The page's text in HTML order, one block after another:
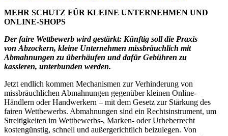
MEHR SCHUTZ FÜR KLEINE UNTERNEHMEN UND
ONLINE-SHOPS
Der faire Wettbewerb wird gestärkt: Künftig soll die Praxis
von Abzockern, kleine Unternehmen missbräuchlich mit
Abmahnungen zu überhäufen und dafür Gebühren zu
kassieren, unterbunden werden.
Jetzt endlich kommen Mechanismen zur Verhinderung von
missbräuchlichen Abmahnungen gegenüber kleinen Online-
Händlern oder Handwerkern – mit dem Gesetz zur Stärkung des
fairen Wettbewerbs. Abmahnungen sind ein Rechtsinstrument, um
Streitigkeiten im Wettbewerbs-, Marken- oder Urheberrecht
kostengünstig, schnell und außergerichtlich beizulegen. Von